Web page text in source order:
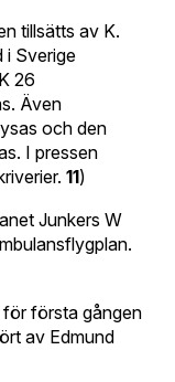
tillsätts av K.
i Sverige
26
Även
och den
I pressen
11)
Junkers W
första gången
av Edmund